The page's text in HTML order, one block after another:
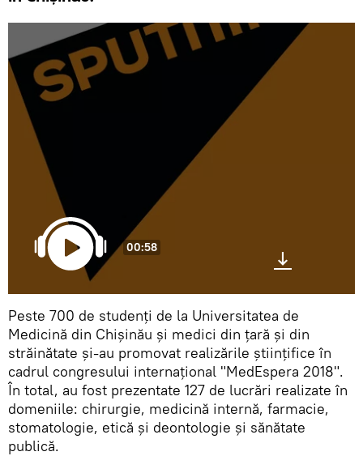
00:58
Peste 700 de studenți de la Universitatea de
Medicină din Chișinău și medici din țară și din
străinătate și-au promovat realizările științifice în
cadrul congresului internațional "MedEspera 2018".
În total, au fost prezentate 127 de lucrări realizate în
domeniile: chirurgie, medicină internă, farmacie,
stomatologie, etică și deontologie și sănătate
publică.